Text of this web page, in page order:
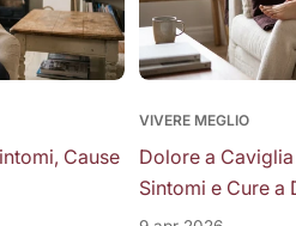
Cause
VIVERE MEGLIO
Dolore a
Sintomi e Cure a